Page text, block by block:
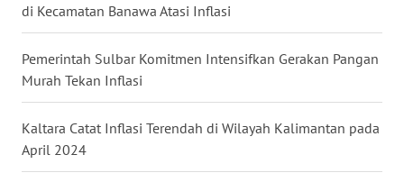
di Kecamatan Banawa Atasi Inflasi
Pemerintah Sulbar Komitmen Intensifkan Gerakan Pangan
Murah Tekan Inflasi
Kaltara Catat Inflasi Terendah di Wilayah Kalimantan pada
April 2024
WN